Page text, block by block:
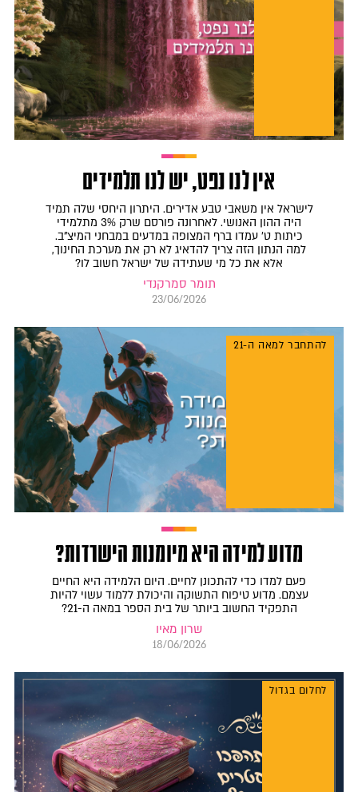
אין לנו נפט, יש לנו תלמידים
לישראל אין משאבי טבע אדירים. היתרון היחסי שלה תמיד
היה ההון האנושי. לאחרונה פורסם שרק 3% מתלמידי
כיתות ט' עמדו ברף המצופה במדעים במבחני המיצ"ב.
למה הנתון הזה צריך להדאיג לא רק את מערכת החינוך,
אלא את כל מי שעתידה של ישראל חשוב לו?
תומר סמרקנדי
23/06/2026
להתחבר למאה ה-21
מדוע למידה היא מיומנות הישרדות?
פעם למדו כדי להתכונן לחיים. היום הלמידה היא החיים
עצמם. מדוע טיפוח התשוקה והיכולת ללמוד עשוי להיות
התפקיד החשוב ביותר של בית הספר במאה ה-21?
שרון מאיו
18/06/2026
לחלום בגדול